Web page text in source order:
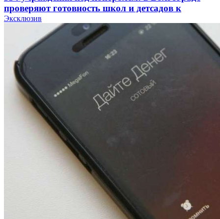
проверяют готовность школ и детсадов к
учебному году
Покушение на убийство в Волгограде: девушка
напала на незнакомую женщину с ножом
12:39
Сладкий праздник в Волгограде: в Центральном
парке прошёл фестиваль „Арбузный переполох“
Волгоградские компании нарастили экспорт:
заключены контракты на 3,6 млн долларов
Эксклюзив